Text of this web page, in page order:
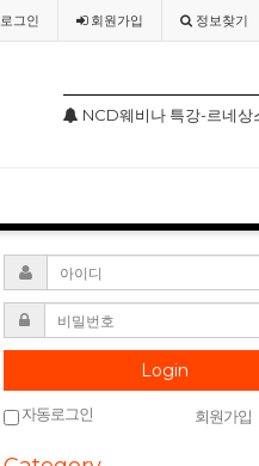
로그인 회원가입 정보찾기
NCD웨비나(WEBINAR) 2020 4월
Login
자동로그인 회원가입